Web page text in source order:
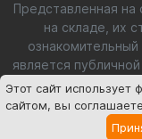
Представленная
на складе, их
является
Этот сайт использует
сайтом, вы